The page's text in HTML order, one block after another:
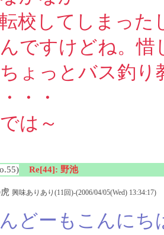
校してしまった
ですけどね。惜
ょっとバス釣
・・
は～
Re[44]: 野池
興味ありあり(11回)-(2006/04/05(Wed) 13:34:17)
どーもこんにち